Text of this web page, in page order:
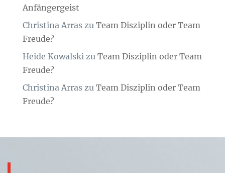
Anfängergeist
Christina Arraszu Team Disziplin oder Team
Freude?
Heide Kowalskizu Team Disziplin oder Team
Freude?
Christina Arraszu Team Disziplin oder Team
Freude?